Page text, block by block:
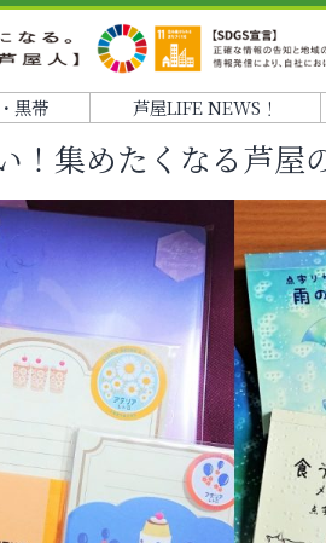
黒帯 芦屋LIFE NEWS！
！集めたくなる芦屋